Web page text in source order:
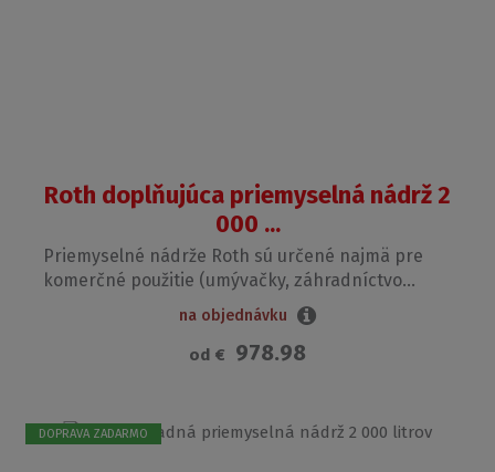
Roth doplňujúca priemyselná nádrž 2
000 ...
Priemyselné nádrže Roth sú určené najmä pre
komerčné použitie (umývačky, záhradníctvo...
na objednávku
od € 978.98
DOPRAVA ZADARMO